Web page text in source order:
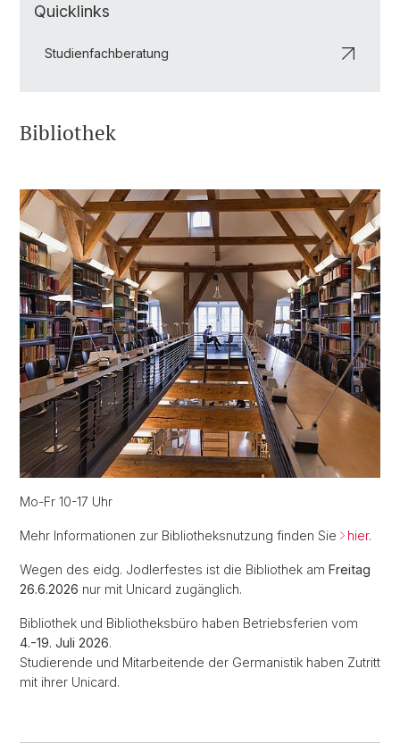
Quicklinks
Studienfachberatung
Bibliothek
Mo-Fr 10-17 Uhr
Mehr Informationen zur Bibliotheksnutzung finden Sie hier.
Wegen des eidg. Jodlerfestes ist die Bibliothek am Freitag
26.6.2026 nur mit Unicard zugänglich.
Bibliothek und Bibliotheksbüro haben Betriebsferien vom
4.-19. Juli 2026.
Studierende und Mitarbeitende der Germanistik haben Zutritt
mit ihrer Unicard.